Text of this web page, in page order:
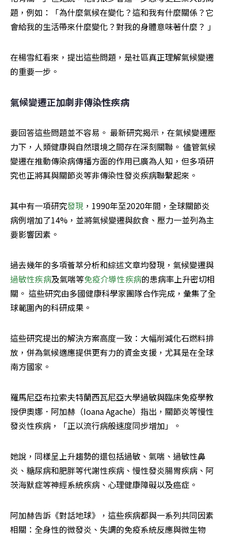
題，例如：「為什麼氣候在變化？這和我有什麼關係？它
會給我的生活帶來什麼變化？對我的身體意味著什麼？ 」
在楊雪紅看來，提出這些問題，是社區真正理解氣候變遷
的重要一步。
氣候變遷正加劇非傳染性疾病
要回答這些問題並不容易。 最新研究揭示，在氣候變遷壓
力下，人類健康與自然環境之間存在深刻關聯。 儘管氣候
變遷在推動傳染病傳播方面的作用已廣為人知，但多項研
究也正將其與關節炎等非傳染性發炎疾病聯繫起來。
其中有一項研究發現 ，1990年至2020年間，全球關節炎
病例增加了14%，並將氣候變遷與飲食、壓力一並列為主
要影響因素。
過去幾年的多項薈萃分析和綜述文章均發現，氣候變遷與
過敏性疾病及氣喘等免疫介導性疾病的患病率上升密切相
關。 這些研究由多國健康科學家團隊合作完成，彙集了全
球範圍內的科研成果。
這些研究提出的解決方案高度一致：大幅削減化石燃料排
放，併為氣候適應提供更有力的資金支援，尤其是在全球
南方國家。
羅馬尼亞布拉索夫特蘭西瓦尼亞大學過敏與臨床免疫學教
授伊奧娜．阿加赫（Ioana Agache）指出，關節炎等慢性
發炎性疾病，「正以流行病般速度同步增加」。
她說，同樣呈上升趨勢的還包括過敏、氣喘、過敏性鼻
炎、糖尿病和肥胖等代謝性疾病、慢性發炎腸胃疾病、阿
茨海默症等神經系統疾病、心理健康障礙以及癌症。
阿加赫告訴《對話地球》，這些疾病都與一系列共同因素
相關：全身性的微發炎、失調的免疫系統反應與微生物